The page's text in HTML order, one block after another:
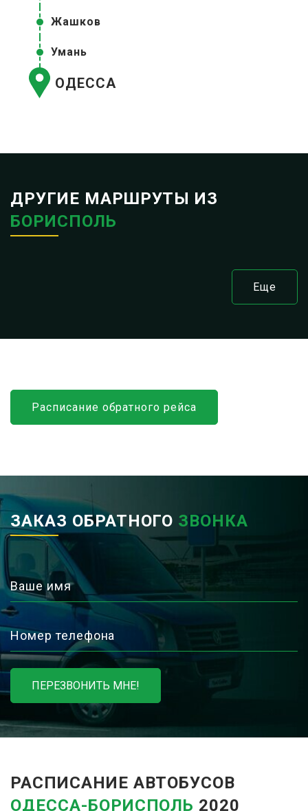
Жашков
Умань
ОДЕССА
ДРУГИЕ МАРШРУТЫ ИЗ
БОРИСПОЛЬ
Еще
Расписание обратного рейса
ЗАКАЗ ОБРАТНОГО ЗВОНКА
Ваше имя
Номер телефона
ПЕРЕЗВОНИТЬ МНЕ!
РАСПИСАНИЕ АВТОБУСОВ
ОДЕССА-БОРИСПОЛЬ 2020